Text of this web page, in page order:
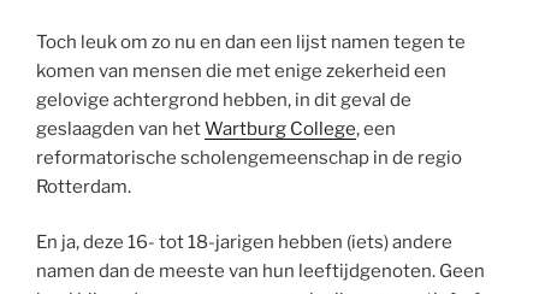
Toch leuk om zo nu en dan een lijst namen tegen te
komen van mensen die met enige zekerheid een
gelovige achtergrond hebben, in dit geval de
geslaagden van hetWartburg College, een
reformatorische scholengemeenschap in de regio
Rotterdam.
En ja, deze 16- tot 18-jarigen hebben (iets) andere
namen dan de meeste van hun leeftijdgenoten. Geen